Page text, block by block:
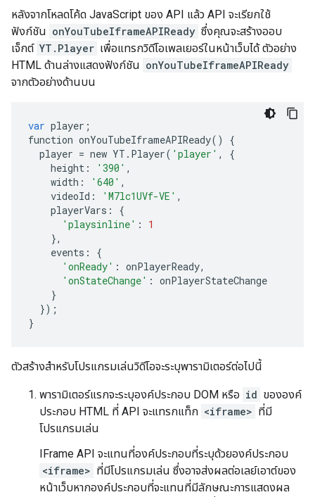
หลังจากโหลดโค้ด JavaScript ของ API แล้ว API จะเรียกใช้
ฟังก์ชัน onYouTubeIframeAPIReady ซึ่งคุณจะสร้างออบ
เจ็กต์ YT.Player เพื่อแทรกวิดีโอเพลเยอร์ในหน้าเว็บได้ ตัวอย่าง
HTML ด้านล่างแสดงฟังก์ชัน onYouTubeIframeAPIReady
จากตัวอย่างด้านบน
var player ;
function onYouTubeIframeAPIReady()
{
player = new YT . Player( 'player' ,
{
height : '390' ,
width : '640' ,
videoId : 'M7lc1UVf-VE' ,
playerVars :
{
'playsinline' :
1
},
events :
{
'onReady' : onPlayerReady,
'onStateChange' : onPlayerStateChange
}
});
}
ตัวสร้างสำหรับโปรแกรมเล่นวิดีโอจะระบุพารามิเตอร์ต่อไปนี้
พารามิเตอร์แรกจะระบุองค์ประกอบ DOM หรือ id ขององค์
ประกอบ HTML ที่ API จะแทรกแท็ก <iframe> ที่มี
โปรแกรมเล่น
IFrame API จะแทนที่องค์ประกอบที่ระบุด้วยองค์ประกอบ
<iframe> ที่มีโปรแกรมเล่น ซึ่งอาจส่งผลต่อเลย์เอาต์ของ
หน้าเว็บหากองค์ประกอบที่จะแทนที่มีลักษณะการแสดงผล